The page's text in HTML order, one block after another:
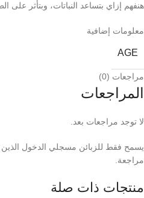
هنفهم إزاي بتساعد النباتات، وبتأثر
معلومات إضافية
AGE
مراجعات (0)
المراجعات
لا توجد مراجعات بعد.
يسمح فقط للزبائن مسجلي الدخول الذين
مراجعة.
منتجات ذات صلة